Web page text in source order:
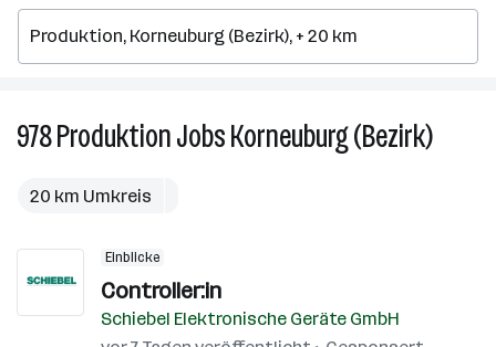
978ProduktionJobsKorneuburg (Bezirk)978
20 km Umkreis
Einblicke
Controller:in
Schiebel Elektronische Geräte GmbH